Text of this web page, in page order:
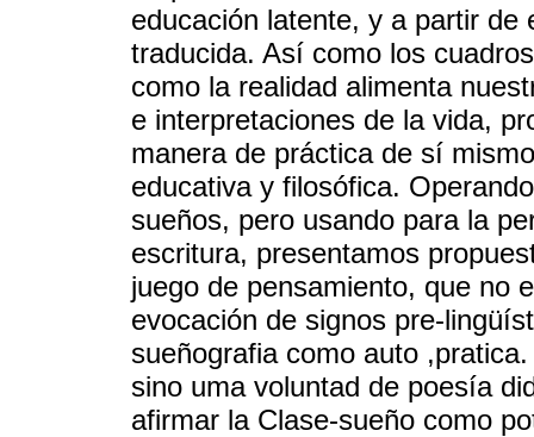
educación latente, y a partir de
traducida. Así como los
como la realidad alimenta
e interpretaciones de la vida,
manera de práctica de sí
educativa y filosófica.
sueños, pero usando para la
escritura, presentamos
juego de pensamiento, que no
evocación de signos pre-
sueñografia como auto
sino uma voluntad de poesía
afirmar la Clase-sueño como